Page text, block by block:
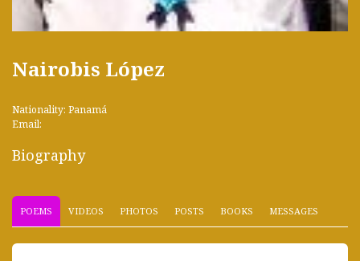
Nairobis López
Nationality: Panamá
Email:
Biography
POEMS VIDEOS PHOTOS POSTS BOOKS MESSAGES